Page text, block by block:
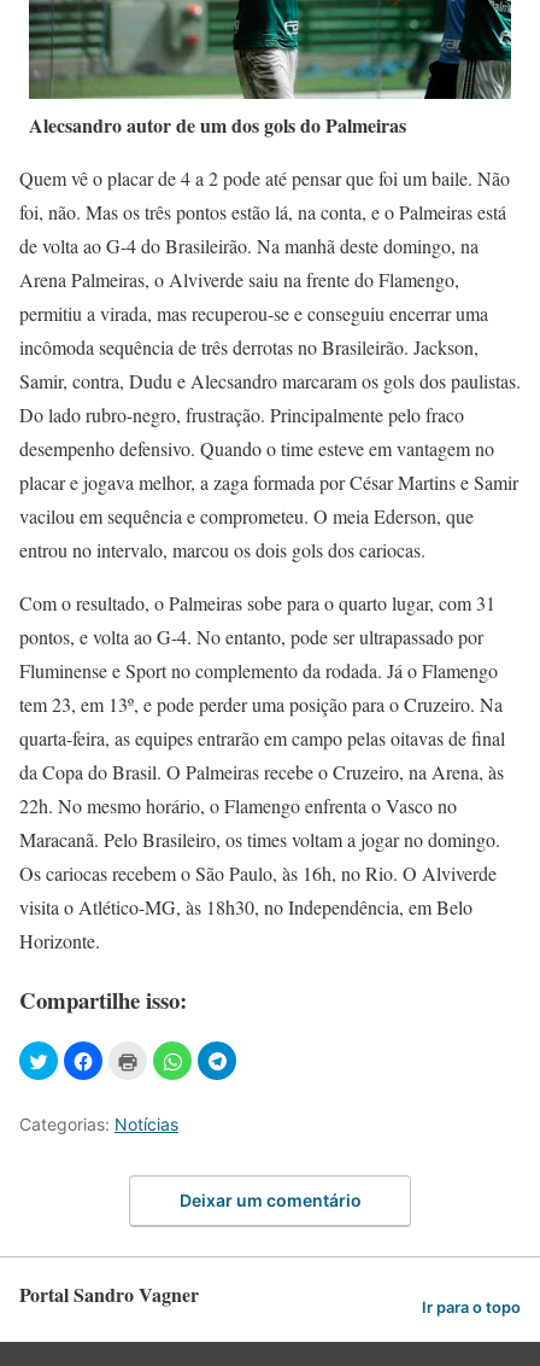
Alecsandro autor de um dos gols do Palmeiras
Quem vê o placar de 4 a 2 pode até pensar que foi um baile. Não
foi, não. Mas os três pontos estão lá, na conta, e o Palmeiras está
de volta ao G-4 do Brasileirão. Na manhã deste domingo, na
Arena Palmeiras, o Alviverde saiu na frente do Flamengo,
permitiu a virada, mas recuperou-se e conseguiu encerrar uma
incômoda sequência de três derrotas no Brasileirão. Jackson,
Samir, contra, Dudu e Alecsandro marcaram os gols dos paulistas.
Do lado rubro-negro, frustração. Principalmente pelo fraco
desempenho defensivo. Quando o time esteve em vantagem no
placar e jogava melhor, a zaga formada por César Martins e Samir
vacilou em sequência e comprometeu. O meia Ederson, que
entrou no intervalo, marcou os dois gols dos cariocas.
Com o resultado, o Palmeiras sobe para o quarto lugar, com 31
pontos, e volta ao G-4. No entanto, pode ser ultrapassado por
Fluminense e Sport no complemento da rodada. Já o Flamengo
tem 23, em 13º, e pode perder uma posição para o Cruzeiro. Na
quarta-feira, as equipes entrarão em campo pelas oitavas de final
da Copa do Brasil. O Palmeiras recebe o Cruzeiro, na Arena, às
22h. No mesmo horário, o Flamengo enfrenta o Vasco no
Maracanã. Pelo Brasileiro, os times voltam a jogar no domingo.
Os cariocas recebem o São Paulo, às 16h, no Rio. O Alviverde
visita o Atlético-MG, às 18h30, no Independência, em Belo
Horizonte.
Compartilhe isso:
Categorias: Notícias
Deixar um comentário
Portal Sandro Vagner Ir para o topo